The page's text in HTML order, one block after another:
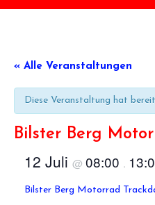
« Alle Veranstaltungen
Diese Veranstaltung hat
Bilster Berg
12 Juli @ 08:00 .
Bilster Berg Motorrad